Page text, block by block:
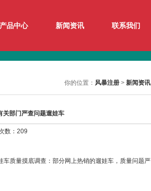
产品中心 新闻资讯 联系我们
你的位置： 风暴注册 > 新闻资讯
关部门严查问题遛娃车
数：209
质量摸底调查：部分网上热销的遛娃车，质量问题严